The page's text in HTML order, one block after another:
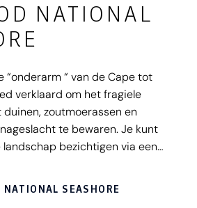
NATIONAL
“onderarm “ van de Cape tot
verklaard om het fragiele
zoutmoerassen en
te bewaren. Je kunt
bezichtigen via een
NATIONAL SEASHORE